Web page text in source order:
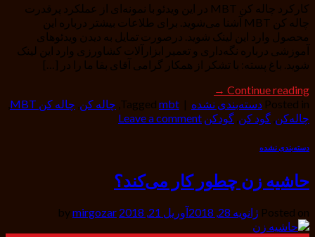
کارکرد چاله کن MBT در این ویدئو با نمونه‌ای از عملکرد پرقدرت
چاله کن MBT آشنا می‌شوید. برای طلاعات بیشتر درباره این
محصول وارد این لینک شوید. درصورت تمایل به دیدن ویدئوهای
آموزشی درباره نگه‌داری و تعمیر ابزارآلات کشاورزی وارد این لینک
شوید. باغ پسته: با تشکر از همکار گرامی آقای بقا ما را در […]
Continue reading
→
Posted in دسته‌بندی نشده |
Tagged mbt چاله کن چاله کن MBT
چاله‌کن گود کن گودکن Leave a comment
دسته‌بندی نشده
حاشیه زن چطور کار می‌کند؟
Posted on ژانویه 28, 2018 آوریل 21, 2018 mirgozar